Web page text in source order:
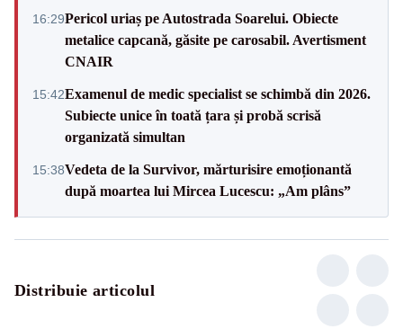
16:29Pericol uriaș pe Autostrada Soarelui. Obiecte
metalice capcană, găsite pe carosabil. Avertisment
CNAIR
15:42Examenul de medic specialist se schimbă din 2026.
Subiecte unice în toată țara și probă scrisă
organizată simultan
15:38Vedeta de la Survivor, mărturisire emoționantă
după moartea lui Mircea Lucescu: „Am plâns”
Distribuie articolul